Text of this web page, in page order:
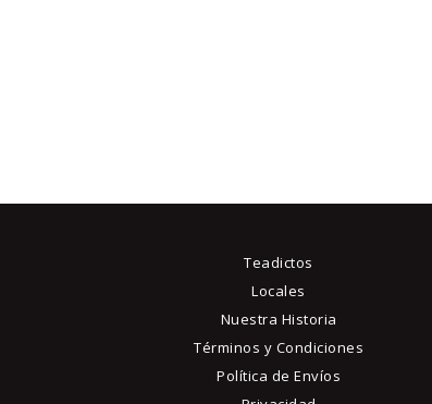
Teadictos
Locales
Nuestra Historia
Términos y Condiciones
Política de Envíos